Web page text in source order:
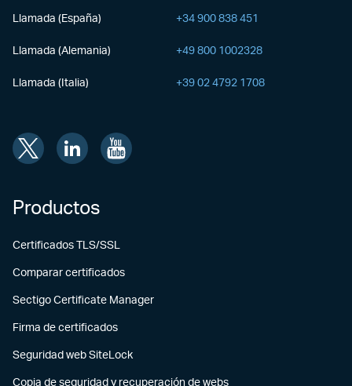
Llamada (España) +34 900 838 451
Llamada (Alemania) +49 800 1002328
Llamada (Italia) +39 02 4792 1708
Productos
Certificados TLS/SSL
Comparar certificados
Sectigo Certificate Manager
Firma de certificados
Seguridad web SiteLock
Copia de seguridad y recuperación de webs